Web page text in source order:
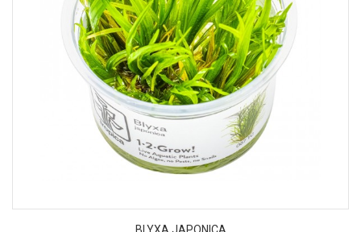
BLYXA JAPONICA